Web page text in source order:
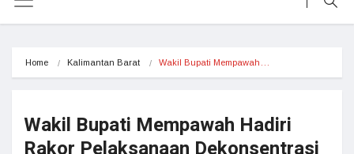
Home Kalimantan Barat Wakil Bupati Mempawah…
Wakil Bupati Mempawah Hadiri